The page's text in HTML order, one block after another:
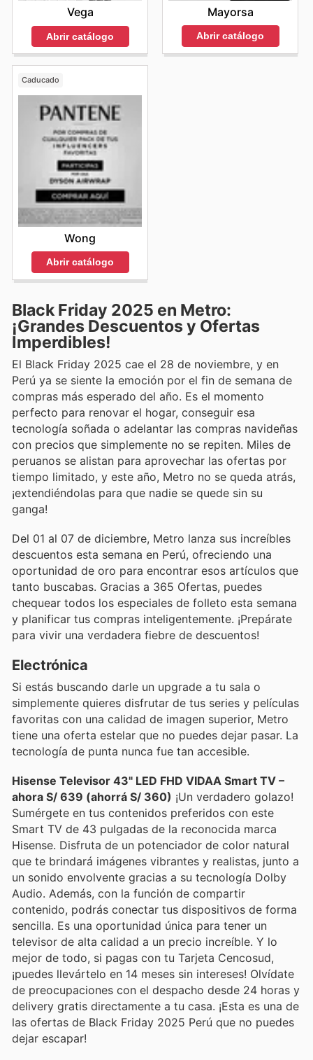
Vega
Abrir catálogo
Mayorsa
Abrir catálogo
Caducado
Wong
Abrir catálogo
Black Friday 2025 en Metro:
¡Grandes Descuentos y Ofertas
Imperdibles!
El Black Friday 2025 cae el 28 de noviembre, y en
Perú ya se siente la emoción por el fin de semana de
compras más esperado del año. Es el momento
perfecto para renovar el hogar, conseguir esa
tecnología soñada o adelantar las compras navideñas
con precios que simplemente no se repiten. Miles de
peruanos se alistan para aprovechar las ofertas por
tiempo limitado, y este año, Metro no se queda atrás,
¡extendiéndolas para que nadie se quede sin su
ganga!
Del 01 al 07 de diciembre, Metro lanza sus increíbles
descuentos esta semana en Perú, ofreciendo una
oportunidad de oro para encontrar esos artículos que
tanto buscabas. Gracias a 365 Ofertas, puedes
chequear todos los especiales de folleto esta semana
y planificar tus compras inteligentemente. ¡Prepárate
para vivir una verdadera fiebre de descuentos!
Electrónica
Si estás buscando darle un upgrade a tu sala o
simplemente quieres disfrutar de tus series y películas
favoritas con una calidad de imagen superior, Metro
tiene una oferta estelar que no puedes dejar pasar. La
tecnología de punta nunca fue tan accesible.
Hisense Televisor 43" LED FHD VIDAA Smart TV –
ahora S/ 639 (ahorrá S/ 360) ¡Un verdadero golazo!
Sumérgete en tus contenidos preferidos con este
Smart TV de 43 pulgadas de la reconocida marca
Hisense. Disfruta de un potenciador de color natural
que te brindará imágenes vibrantes y realistas, junto a
un sonido envolvente gracias a su tecnología Dolby
Audio. Además, con la función de compartir
contenido, podrás conectar tus dispositivos de forma
sencilla. Es una oportunidad única para tener un
televisor de alta calidad a un precio increíble. Y lo
mejor de todo, si pagas con tu Tarjeta Cencosud,
¡puedes llevártelo en 14 meses sin intereses! Olvídate
de preocupaciones con el despacho desde 24 horas y
delivery gratis directamente a tu casa. ¡Esta es una de
las ofertas de Black Friday 2025 Perú que no puedes
dejar escapar!